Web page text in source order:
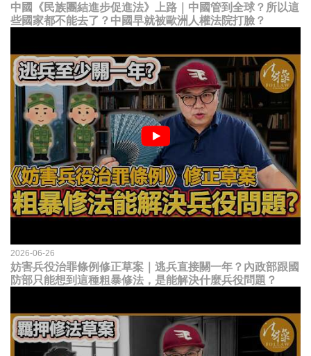
中國《民族團結進步促進法》上路｜中國管到全球？所以這
些國家都不能去了？中國早就被歐洲人權法院打臉？
2026-06-26
妨害兵役治罪條例修正草案｜逃兵直接關一年？內政部跟國
防部只能想到這種粗暴修法，是能解決什麼兵役問題？